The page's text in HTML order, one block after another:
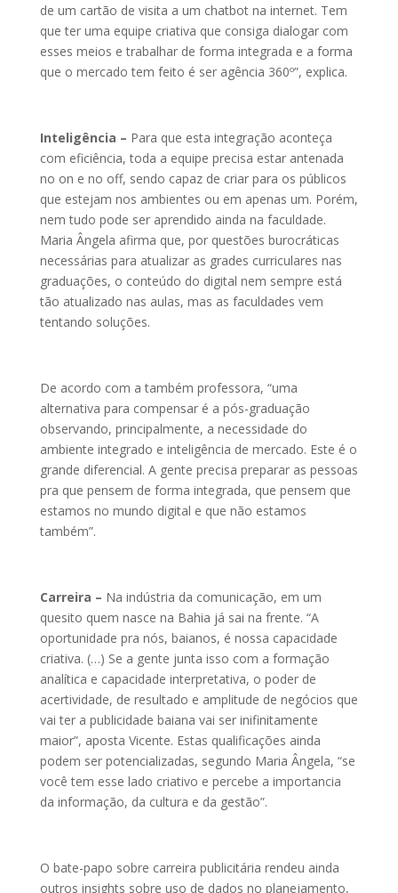
de um cartão de visita a um chatbot na internet. Tem
que ter uma equipe criativa que consiga dialogar com
esses meios e trabalhar de forma integrada e a forma
que o mercado tem feito é ser agência 360º”, explica.
Inteligência – Para que esta integração aconteça
com eficiência, toda a equipe precisa estar antenada
no on e no off, sendo capaz de criar para os públicos
que estejam nos ambientes ou em apenas um. Porém,
nem tudo pode ser aprendido ainda na faculdade.
Maria Ângela afirma que, por questões burocráticas
necessárias para atualizar as grades curriculares nas
graduações, o conteúdo do digital nem sempre está
tão atualizado nas aulas, mas as faculdades vem
tentando soluções.
De acordo com a também professora, “uma
alternativa para compensar é a pós-graduação
observando, principalmente, a necessidade do
ambiente integrado e inteligência de mercado. Este é o
grande diferencial. A gente precisa preparar as pessoas
pra que pensem de forma integrada, que pensem que
estamos no mundo digital e que não estamos
também”.
Carreira – Na indústria da comunicação, em um
quesito quem nasce na Bahia já sai na frente. “A
oportunidade pra nós, baianos, é nossa capacidade
criativa. (…) Se a gente junta isso com a formação
analítica e capacidade interpretativa, o poder de
acertividade, de resultado e amplitude de negócios que
vai ter a publicidade baiana vai ser inifinitamente
maior”, aposta Vicente. Estas qualificações ainda
podem ser potencializadas, segundo Maria Ângela, “se
você tem esse lado criativo e percebe a importancia
da informação, da cultura e da gestão”.
O bate-papo sobre carreira publicitária rendeu ainda
outros insights sobre uso de dados no planejamento,